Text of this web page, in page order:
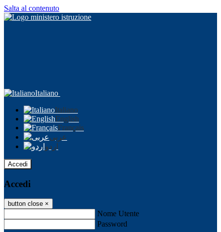
Salta al contenuto
Italiano
Italiano
English
Français
عربى
اردو
Accedi
Accedi
button close ×
Nome Utente
Password